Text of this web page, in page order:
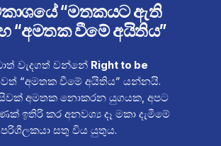
“මතකයට ඇති
“අමතක වීමේ අයිතිය”
වැදගත් වන්නේ Right to be
“අමතක වීමේ අයිතිය” යන්නයි.
අමතක නොකරන යුගයක, අපට
ඉතිරි කර අනවශ්‍ය දෑ මකා දැමීමේ
සතු විය යුතුය.